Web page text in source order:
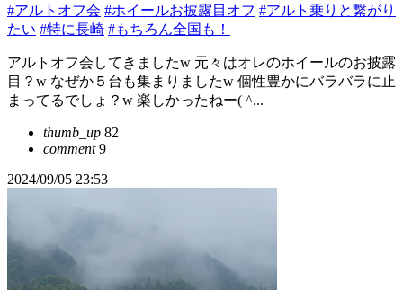
#アルトオフ会 #ホイールお披露目オフ #アルト乗りと繋がり
たい #特に長崎 #もちろん全国も！
アルトオフ会してきましたw 元々はオレのホイールのお披露
目？w なぜか５台も集まりましたw 個性豊かにバラバラに止
まってるでしょ？w 楽しかったねー( ^...
thumb_up 82
comment9
2024/09/05 23:53